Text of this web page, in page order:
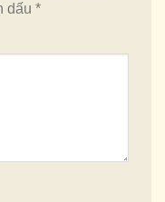
dấu *